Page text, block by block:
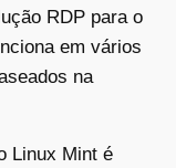
RDP para o
em vários
na
Linux Mint é